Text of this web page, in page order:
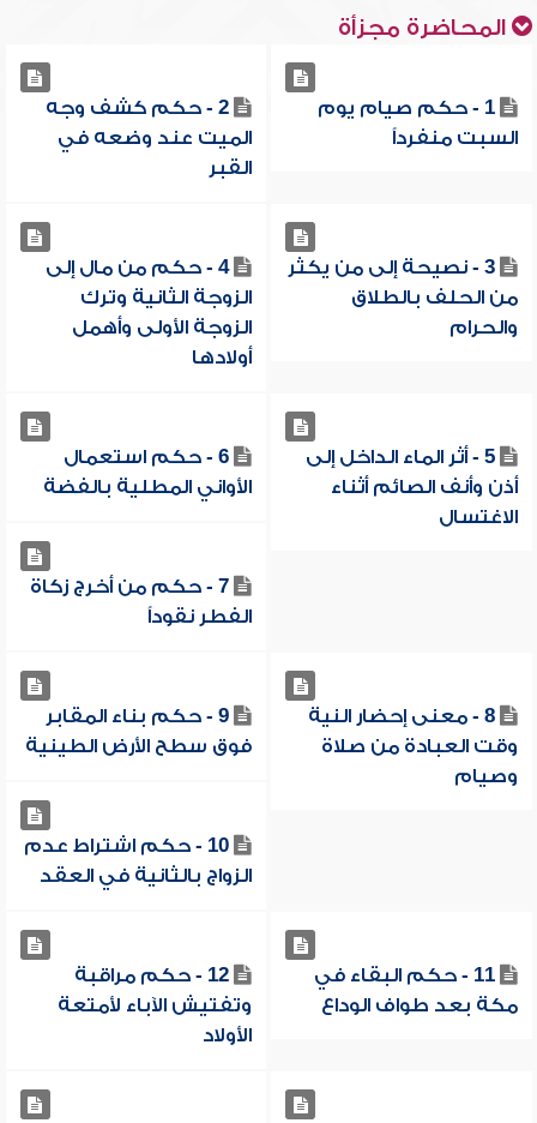
المحاضرة مجزأة
1 - حكم صيام يوم
السبت منفرداً
2 - حكم كشف وجه
الميت عند وضعه في
القبر
3 - نصيحة إلى من يكثر
من الحلف بالطلاق
والحرام
4 - حكم من مال إلى
الزوجة الثانية وترك
الزوجة الأولى وأهمل
أولادها
5 - أثر الماء الداخل إلى
أذن وأنف الصائم أثناء
الاغتسال
6 - حكم استعمال
الأواني المطلية بالفضة
7 - حكم من أخرج زكاة
الفطر نقوداً
8 - معنى إحضار النية
وقت العبادة من صلاة
وصيام
9 - حكم بناء المقابر
فوق سطح الأرض الطينية
10 - حكم اشتراط عدم
الزواج بالثانية في العقد
11 - حكم البقاء في
مكة بعد طواف الوداع
12 - حكم مراقبة
وتفتيش الآباء لأمتعة
الأولاد